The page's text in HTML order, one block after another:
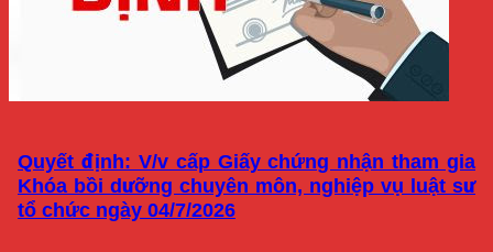
Quyết định: V/v cấp Giấy chứng nhận tham gia
Khóa bồi dưỡng chuyên môn, nghiệp vụ luật sư
tổ chức ngày 04/7/2026